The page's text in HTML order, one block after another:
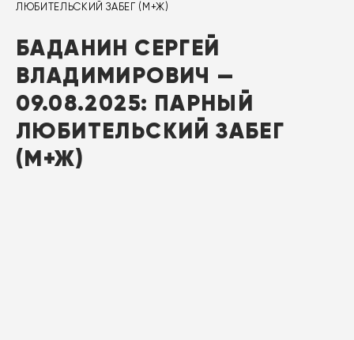
ЛЮБИТЕЛЬСКИЙ ЗАБЕГ (М+Ж)
БАДАНИН СЕРГЕЙ
ВЛАДИМИРОВИЧ —
09.08.2025: ПАРНЫЙ
ЛЮБИТЕЛЬСКИЙ ЗАБЕГ
(М+Ж)